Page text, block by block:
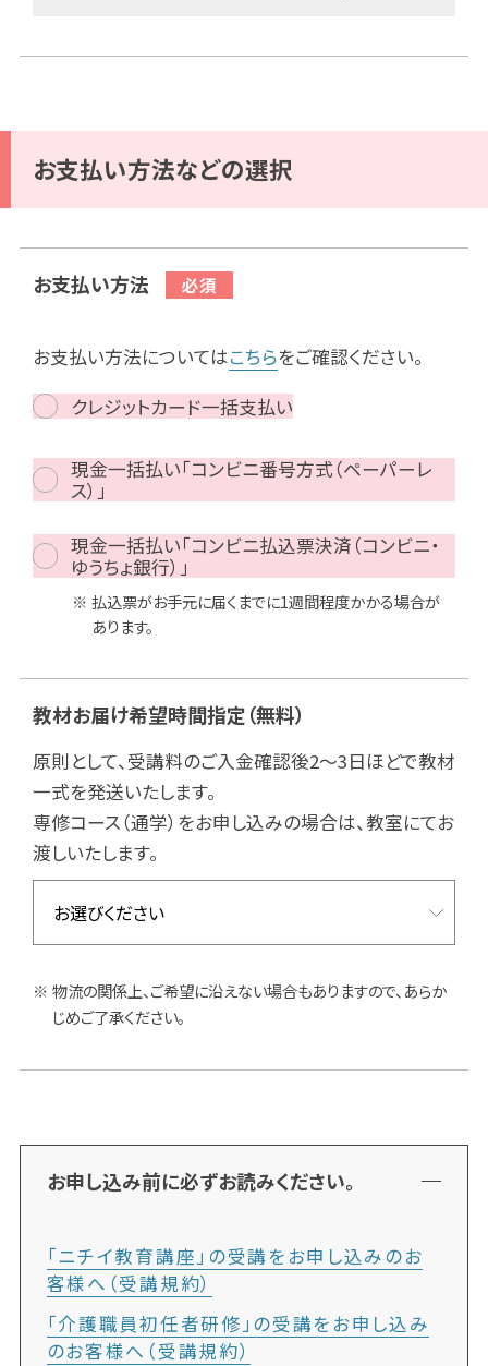
お支払い方法などの選択
お支払い方法
お支払い方法についてはこちらをご確認ください。
クレジットカード一括支払い
現金一括払い「コンビニ番号方式（ペーパーレ
ス）」
現金一括払い「コンビニ払込票決済（コンビニ・
ゆうちょ銀行）」
払込票がお手元に届くまでに1週間程度かかる場合が
あります。
教材お届け希望時間指定（無料）
原則として、受講料のご入金確認後2～3日ほどで教材
一式を発送いたします。
専修コース（通学）をお申し込みの場合は、教室にてお
渡しいたします。
物流の関係上、ご希望に沿えない場合もありますので、あらか
じめご了承ください。
お申し込み前に必ずお読みください。
「ニチイ教育講座」の受講をお申し込みのお
客様へ（受講規約）
「介護職員初任者研修」の受講をお申し込み
のお客様へ（受講規約）